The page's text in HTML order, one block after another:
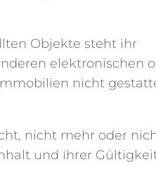
Objekte steht ihr
elektronischen
nicht
nicht mehr oder
und ihrer